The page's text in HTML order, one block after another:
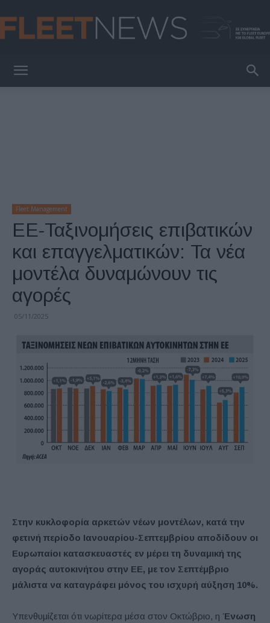
Fleet Management
ΕΕ-Ταξινομήσεις επιβατικών
και επαγγελματικών: Τα νέα
μοντέλα δυναμώνουν τις
αγορές
05/11/2025
Στην κυκλοφορία αρκετών νέων μοντέλων, κατά την
φετινή περίοδο Ιανουαρίου-Σεπτεμβρίου αποδίδουν οι
Ευρωπαίοι κατασκευαστές εν μέρει τη δυναμική της
αγοράς αυτοκινήτου στην ΕΕ, με τον Σεπτέμβριο
μάλιστα να καταγράφει μόνος του ισχυρή αύξηση 10%.
Υπενθυμίζεται ότι νωρίτερα μέσα στον Οκτώβριο, η Ένωση